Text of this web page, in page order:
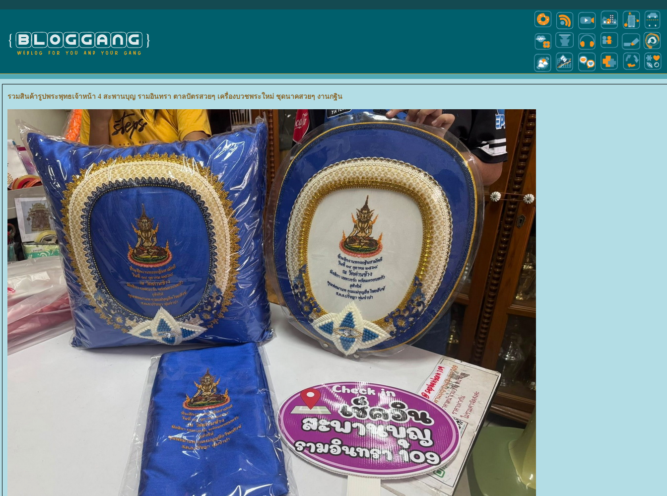
รวมสินค้ารูปพระพุทธเจ้าหน้า 4 สะพานบุญ รามอินทรา ตาลปัตรสวยๆ เครื่องบวชพระใหม่ ชุดนาคสวยๆ งานกฐิน